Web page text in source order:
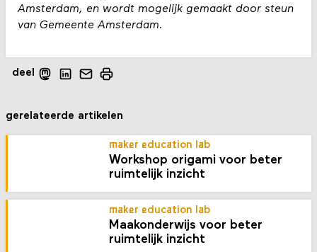
Amsterdam, en wordt mogelijk gemaakt door steun
van Gemeente Amsterdam.
deel
gerelateerde artikelen
maker education lab
Workshop origami voor beter
ruimtelijk inzicht
maker education lab
Maakonderwijs voor beter
ruimtelijk inzicht